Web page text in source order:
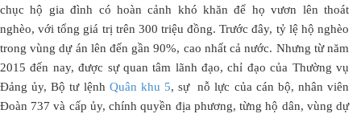
chục hộ gia đình có hoàn cảnh khó khăn để họ vươn lên thoát
nghèo, với tổng giá trị trên 300 triệu đồng. Trước đây, tỷ lệ hộ nghèo
trong vùng dự án lên đến gần 90%, cao nhất cả nước. Nhưng từ năm
2015 đến nay, được sự quan tâm lãnh đạo, chỉ đạo của Thường vụ
Đảng ủy, Bộ tư lệnh Quân khu 5, sự nỗ lực của cán bộ, nhân viên
Đoàn 737 và cấp ủy, chính quyền địa phương, từng hộ dân, vùng dự